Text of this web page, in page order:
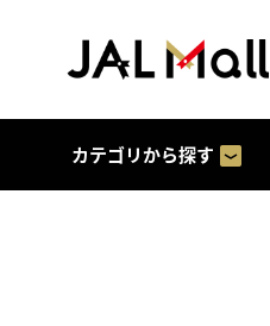
カテゴリから探す